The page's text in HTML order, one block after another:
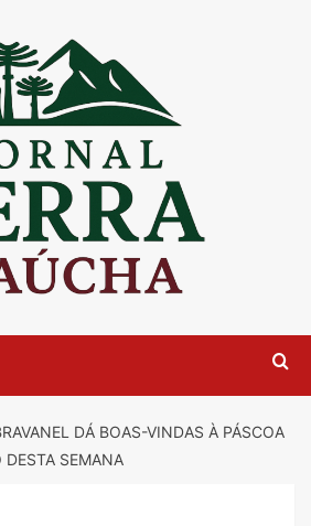
DÁ BOAS-VINDAS À PÁSCOA
SEMANA